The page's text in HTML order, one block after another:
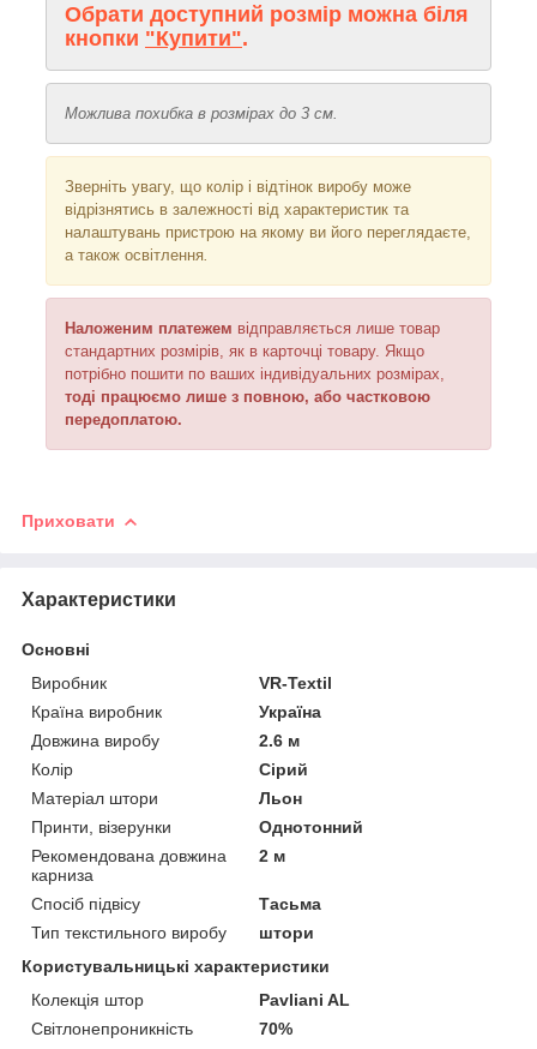
Обрати доступний розмір можна біля
кнопки "Купити".
Можлива похибка в розмірах до 3 см.
Зверніть увагу, що колір і відтінок виробу може
відрізнятись в залежності від характеристик та
налаштувань пристрою на якому ви його переглядаєте,
а також освітлення
Наложеним платежем відправляється лише товар
стандартних розмірів, як в карточці товару. Якщо
потрібно пошити по ваших індивідуальних розмірах,
тоді працюємо лише з повною, або частковою
передоплатою.
Приховати
Характеристики
Основні
Виробник
VR-Textil
Країна виробник
Україна
Довжина виробу
2.6 м
Колір
Сірий
Матеріал штори
Льон
Принти, візерунки
Однотонний
Рекомендована довжина
карниза
2 м
Спосіб підвісу
Тасьма
Тип текстильного виробу
штори
Користувальницькі характеристики
Колекція штор
Pavliani AL
Світлонепроникність
70%